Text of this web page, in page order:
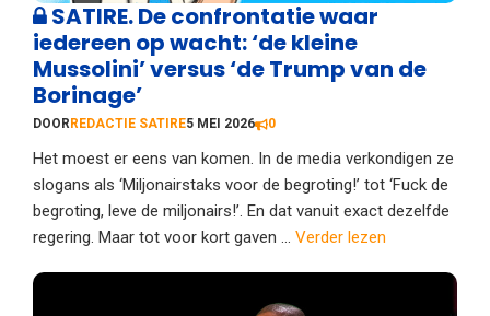
SATIRE. De confrontatie waar
iedereen op wacht: ‘de kleine
Mussolini’ versus ‘de Trump van de
Borinage’
DOOR REDACTIE SATIRE5 MEI 2026 0
Het moest er eens van komen. In de media verkondigen ze
slogans als ‘Miljonairstaks voor de begroting!’ tot ‘Fuck de
begroting, leve de miljonairs!’. En dat vanuit exact dezelfde
regering. Maar tot voor kort gaven ... Verder lezen